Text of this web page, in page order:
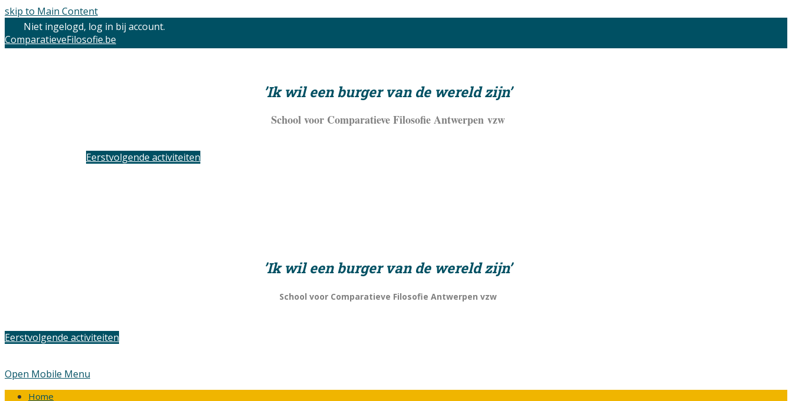
skip to Main Content
Niet ingelogd, log in bij account.
ComparatieveFilosofie.be
’Ik wil een burger van de wereld zijn’
School voor Comparatieve Filosofie Antwerpen vzw
Eerstvolgende activiteiten
’Ik wil een burger van de wereld zijn’
School voor Comparatieve Filosofie Antwerpen vzw
Eerstvolgende activiteiten
Open Mobile Menu
Home